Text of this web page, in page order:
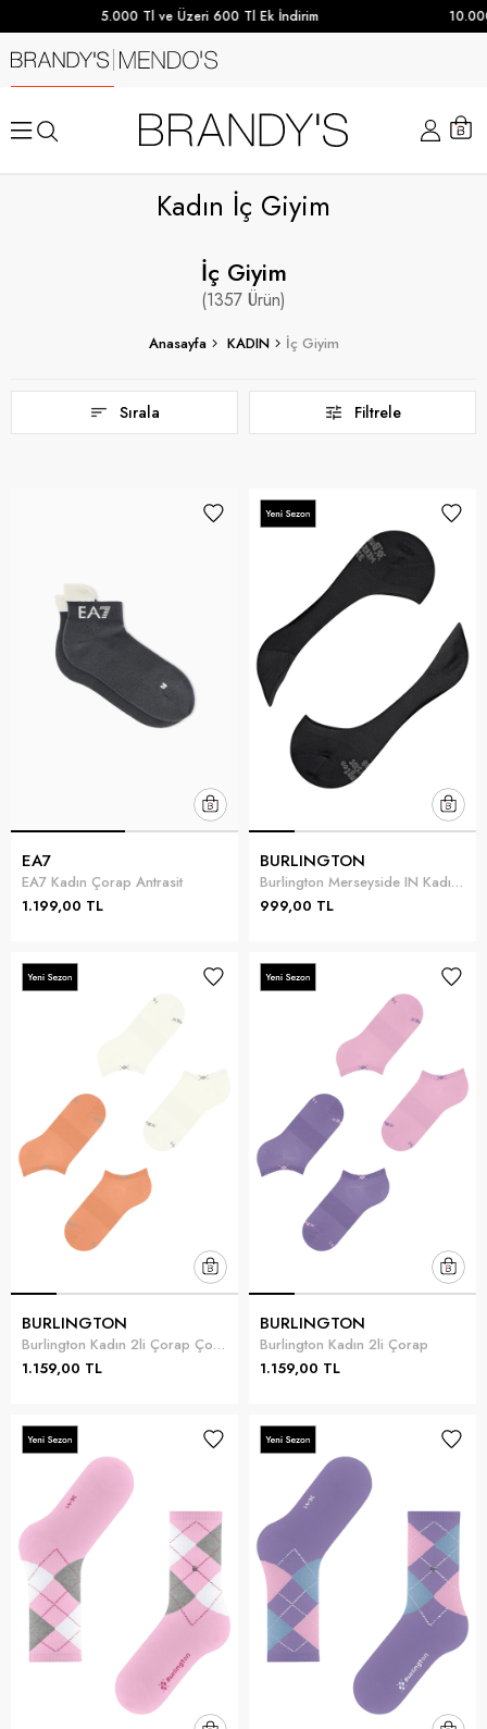
5.000 Tl ve Üzeri 600 Tl Ek İndirim 10.000 TL ve
Kadın İç Giyim
İç Giyim
1357
Anasayfa KADIN İç Giyim
Filtrele
Sırala
EA7
EA7 Kadın Çorap Antrasit
1.199,00 TL
BURLINGTON
Burlington Merseyside IN Kadın Çorap Siyah
999,00 TL
BURLINGTON
Burlington Kadın 2li Çorap Çok Renkli
1.159,00 TL
BURLINGTON
Burlington Kadın 2li Çorap
1.159,00 TL